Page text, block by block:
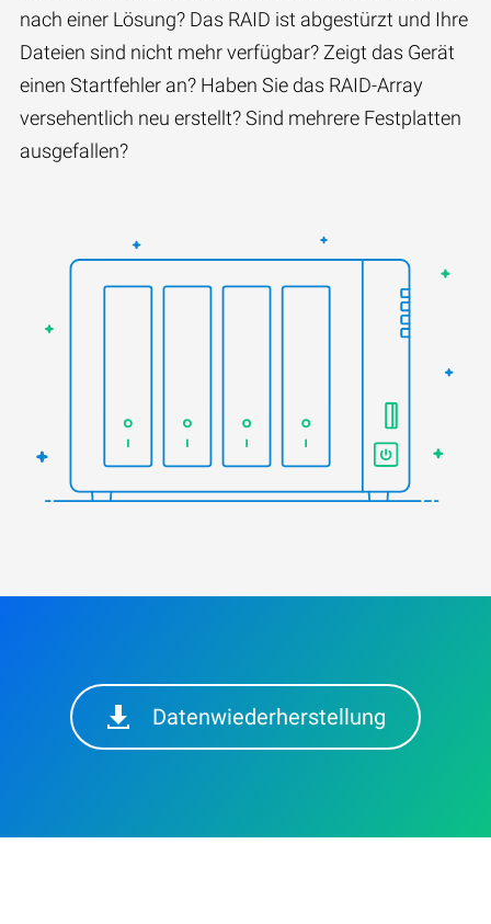
nach einer Lösung? Das RAID ist abgestürzt und Ihre
Dateien sind nicht mehr verfügbar? Zeigt das Gerät
einen Startfehler an? Haben Sie das RAID-Array
versehentlich neu erstellt? Sind mehrere Festplatten
ausgefallen?
Datenwiederherstellung